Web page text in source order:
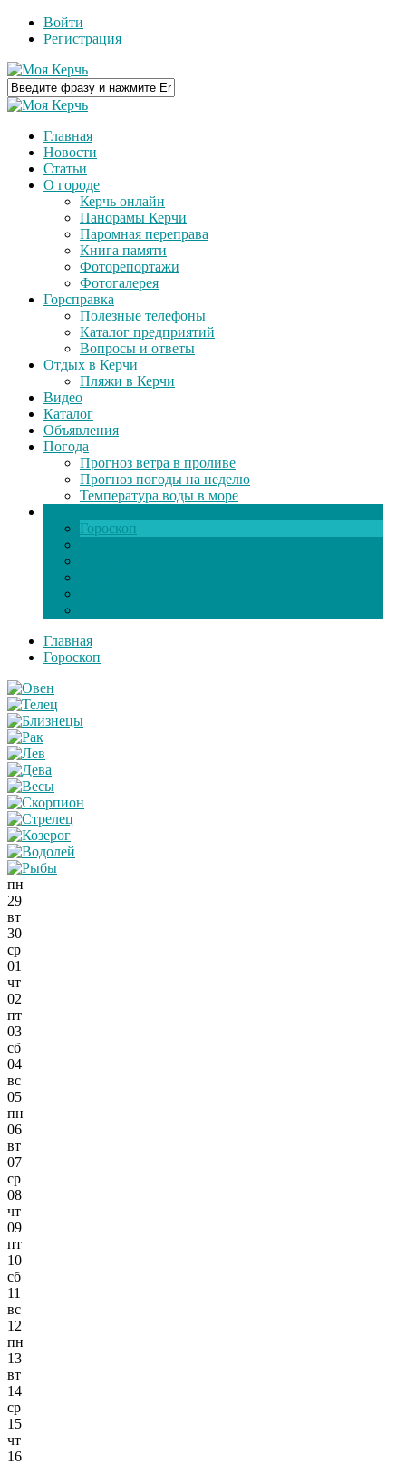
Войти
Регистрация
Главная
Новости
Статьи
О городе
Керчь онлайн
Панорамы Керчи
Паромная переправа
Книга памяти
Фоторепортажи
Фотогалерея
Горсправка
Полезные телефоны
Каталог предприятий
Вопросы и ответы
Отдых в Керчи
Пляжи в Керчи
Видео
Каталог
Объявления
Погода
Прогноз ветра в проливе
Прогноз погоды на неделю
Температура воды в море
Гороскоп
Главная
Гороскоп
пн
29
вт
30
ср
01
чт
02
пт
03
сб
04
вс
05
пн
06
вт
07
ср
08
чт
09
пт
10
сб
11
вс
12
пн
13
вт
14
ср
15
чт
16